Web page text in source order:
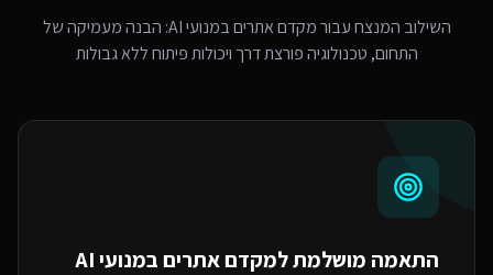
השילוב המנצח עבורמקדם אתרים במנועי AI
: הבנה מעמיקה של
התחום, טכנולוגיה פורצת דרך ויכולות פיתוח ללא גבולות
התאמה מושלמת למקדם אתרים במנועי AI